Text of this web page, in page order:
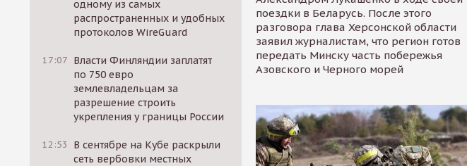
одному из самых
распространенных и удобных
протоколов WireGuard
17:07 Власти Финляндии заплатят
по 750 евро
землевладельцам за
разрешение строить
укрепления у границы России
12:53
В сентябре на Кубе раскрыли
сеть вербовки местных
поездки в Беларусь. После этого
разговора глава Херсонской области
заявил журналистам, что регион готов
передать Минску часть побережья
Азовского и Черного морей